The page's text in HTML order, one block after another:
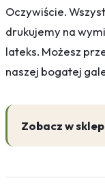
Oczywiście.
drukujemy na
lateks. Możesz
naszej bogatej
Zobacz w